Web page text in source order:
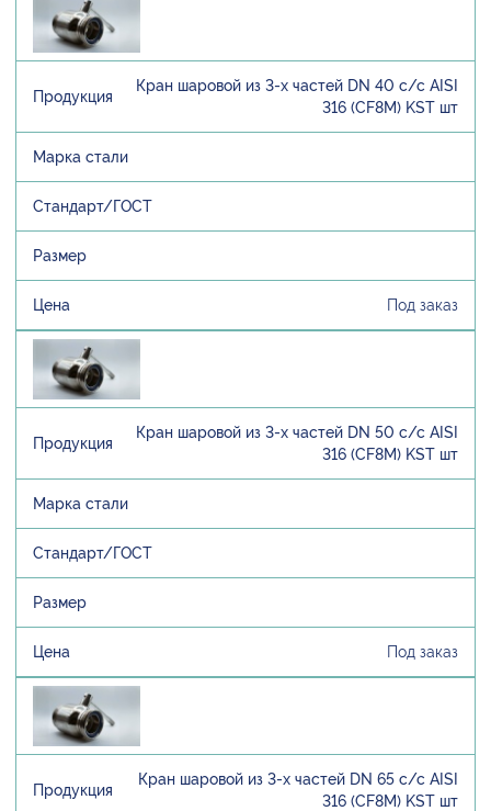
Кран шаровой из 3-х частей DN 40 с/с AISI
316 (CF8M) KST шт
Под заказ
Кран шаровой из 3-х частей DN 50 с/с AISI
316 (CF8M) KST шт
Под заказ
Кран шаровой из 3-х частей DN 65 с/с AISI
316 (CF8M) KST шт